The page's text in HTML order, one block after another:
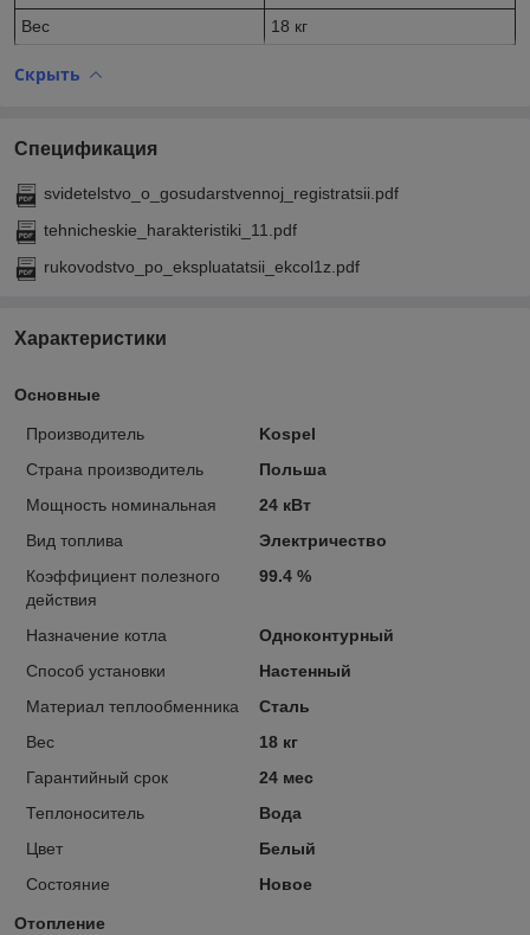
Вес 18 кг
Скрыть
Спецификация
svidetelstvo_o_gosudarstvennoj_registratsii.pdf
tehnicheskie_harakteristiki_11.pdf
rukovodstvo_po_ekspluatatsii_ekcol1z.pdf
Характеристики
Основные
Производитель
Kospel
Страна производитель
Польша
Мощность номинальная
24 кВт
Вид топлива
Электричество
Коэффициент полезного
действия
99.4 %
Назначение котла
Одноконтурный
Способ установки
Настенный
Материал теплообменника
Сталь
Вес
18 кг
Гарантийный срок
24 мес
Теплоноситель
Вода
Цвет
Белый
Состояние
Новое
Отопление